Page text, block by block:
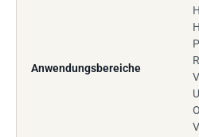
Anwendungsbereiche